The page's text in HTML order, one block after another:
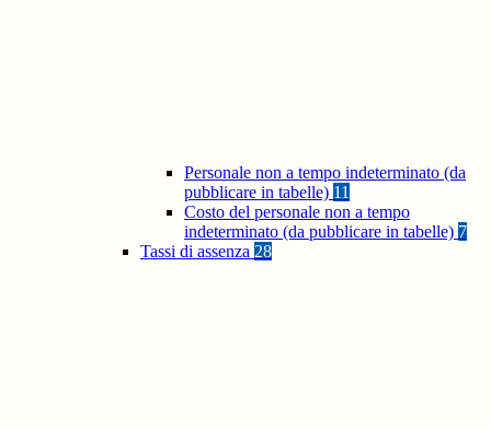
Personale non a tempo indeterminato (da
pubblicare in tabelle) 11
Costo del personale non a tempo
indeterminato (da pubblicare in tabelle) 7
Tassi di assenza 28